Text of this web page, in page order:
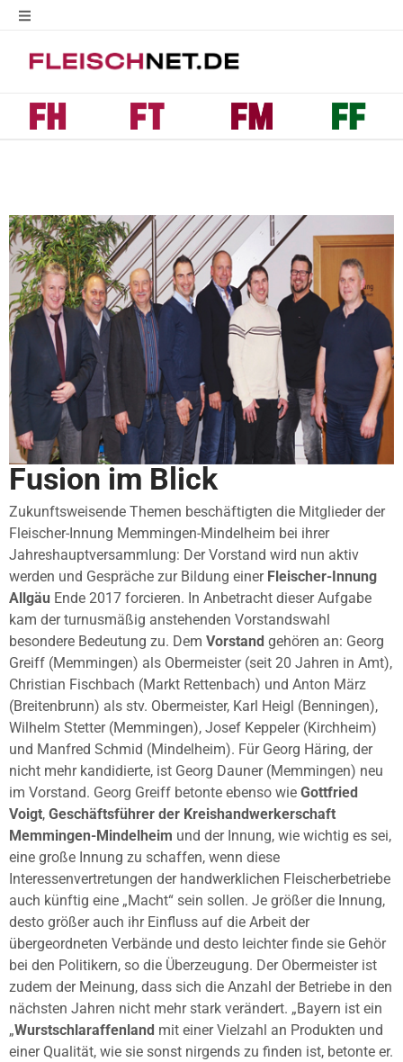
Fusion im Blick
Zukunftsweisende Themen beschäftigten die Mitglieder der
Fleischer-Innung Memmingen-Mindelheim bei ihrer
Jahreshauptversammlung: Der Vorstand wird nun aktiv
werden und Gespräche zur Bildung einer Fleischer-Innung
Allgäu Ende 2017 forcieren. In Anbetracht dieser Aufgabe
kam der turnusmäßig anstehenden Vorstandswahl
besondere Bedeutung zu. Dem Vorstand gehören an: Georg
Greiff (Memmingen) als Obermeister (seit 20 Jahren in Amt),
Christian Fischbach (Markt Rettenbach) und Anton März
(Breitenbrunn) als stv. Obermeister, Karl Heigl (Benningen),
Wilhelm Stetter (Memmingen), Josef Keppeler (Kirchheim)
und Manfred Schmid (Mindelheim). Für Georg Häring, der
nicht mehr kandidierte, ist Georg Dauner (Memmingen) neu
im Vorstand. Georg Greiff betonte ebenso wie Gottfried
Voigt, Geschäftsführer der Kreishandwerkerschaft
Memmingen-Mindelheim und der Innung, wie wichtig es sei,
eine große Innung zu schaffen, wenn diese
Interessenvertretungen der handwerklichen Fleischerbetriebe
auch künftig eine „Macht“ sein sollen. Je größer die Innung,
desto größer auch ihr Einfluss auf die Arbeit der
übergeordneten Verbände und desto leichter finde sie Gehör
bei den Politikern, so die Überzeugung. Der Obermeister ist
zudem der Meinung, dass sich die Anzahl der Betriebe in den
nächsten Jahren nicht mehr stark verändert. „Bayern ist ein
„Wurstschlaraffenland mit einer Vielzahl an Produkten und
einer Qualität, wie sie sonst nirgends zu finden ist, betonte er.